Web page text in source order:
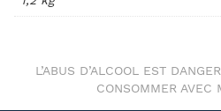
L’ABUS D’ALCOOL EST
CONSOMMER AVEC